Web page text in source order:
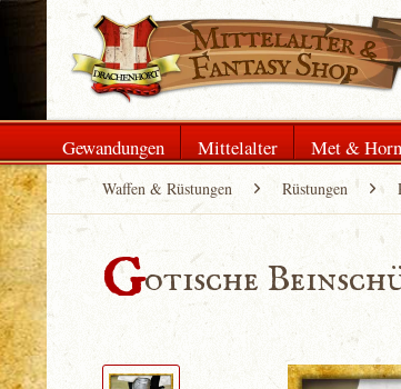
Gewandungen Mittelalter Met & Horn
Waffen & Rüstungen Rüstungen
Gotische